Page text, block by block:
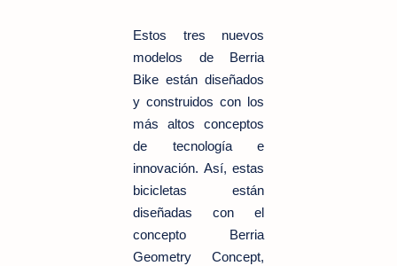
Estos tres nuevos
modelos de Berria
Bike están diseñados
y construidos con los
más altos conceptos
de tecnología e
innovación. Así, estas
bicicletas están
diseñadas con el
concepto Berria
Geometry Concept,